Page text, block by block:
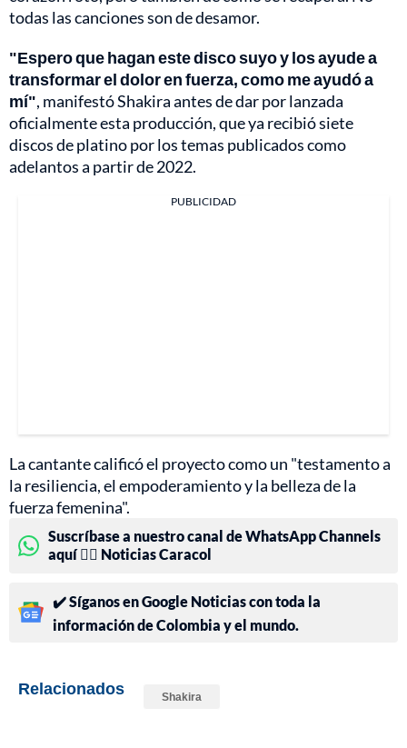
todas las canciones son de desamor.
"Espero que hagan este disco suyo y los ayude a
transformar el dolor en fuerza, como me ayudó a
mí", manifestó Shakira antes de dar por lanzada
oficialmente esta producción, que ya recibió siete
discos de platino por los temas publicados como
adelantos a partir de 2022.
PUBLICIDAD
La cantante calificó el proyecto como un "testamento a
la resiliencia, el empoderamiento y la belleza de la
fuerza femenina".
Suscríbase a nuestro canal de WhatsApp Channels
aquí 👉🏻 Noticias Caracol
✔️ Síganos en Google Noticias con toda la
información de Colombia y el mundo.
Relacionados Shakira